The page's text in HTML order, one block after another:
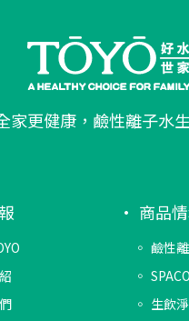
家更健康，鹼性離子水
商品
鹼性
生飲